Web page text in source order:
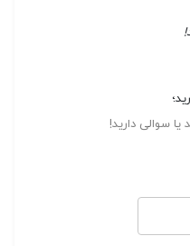
یا سوالی دارید!